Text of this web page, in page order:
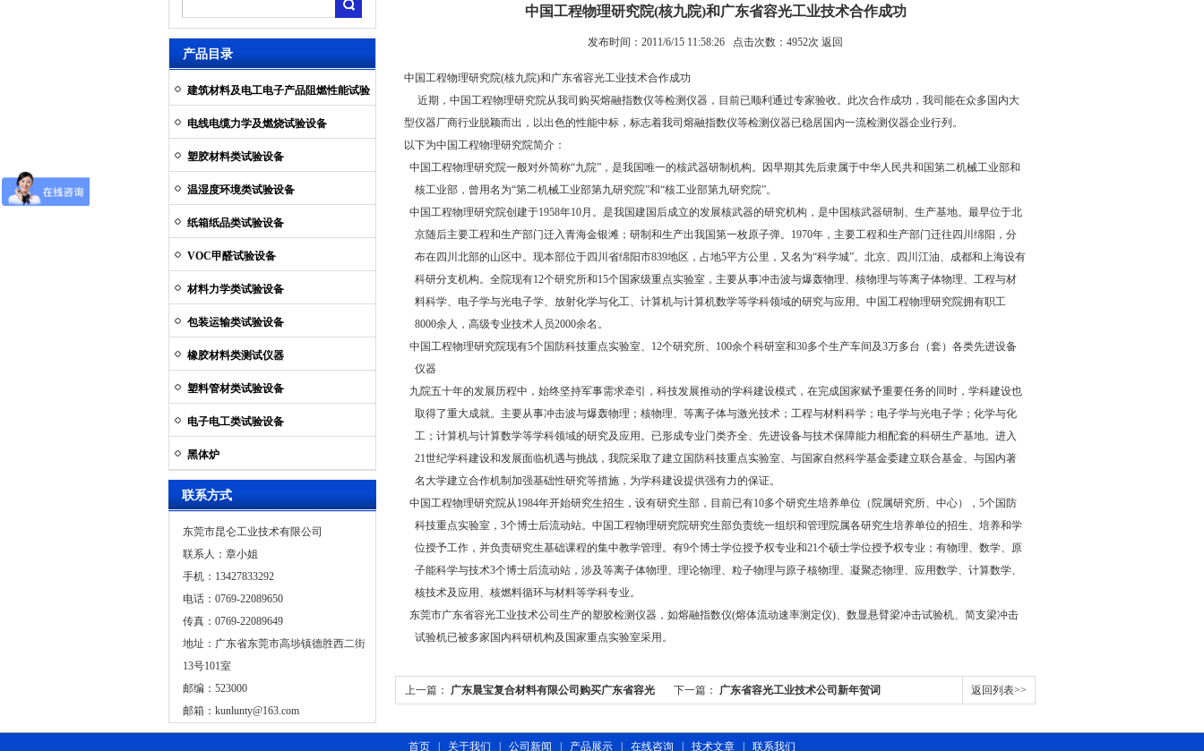
产品目录
建筑材料及电工电子产品阻燃性能试验
电线电缆力学及燃烧试验设备
塑胶材料类试验设备
温湿度环境类试验设备
纸箱纸品类试验设备
VOC甲醛试验设备
材料力学类试验设备
包装运输类试验设备
橡胶材料类测试仪器
塑料管材类试验设备
电子电工类试验设备
黑体炉
联系方式
东莞市昆仑工业技术有限公司
联系人：章小姐
手机：13427833292
电话：0769-22089650
传真：0769-22089649
地址：广东省东莞市高埗镇德胜西二街
13号101室
邮编：523000
邮箱： kunlunty@163.com
中国工程物理研究院(核九院)和广东省容光工业技术合作成功
发布时间：2011/6/15 11:58:26 点击次数：4952次 返回
中国工程物理研究院(核九院)和广东省容光工业技术合作成功
近期，中国工程物理研究院从我司购买熔融指数仪等检测仪器，目前已顺利通过专家验收。此次合作成功，我司能在众多国内大
型仪器厂商行业脱颖而出，以出色的性能中标，标志着我司 熔融指数仪等检测仪器已稳居国内一流检测仪器企业行列。
以下为中国工程物理研究院简介：
中国工程物理研究院一般对外简称“九院”，是我国唯一的核武器研制机构。因早期其先后隶属于中华人民共和国第二机械工业部和
核工业部，曾用名为“第二机械工业部第九研究院”和“核工业部第九研究院”。
中国工程物理研究院创建于1958年10月。是我国建国后成立的发展核武器的研究机构，是中国核武器研制、生产基地。最早位于北
京随后主要工程和生产部门迁入青海金银滩；研制和生产出我国第一枚原子弹。1970年，主要工程和生产部门迁往四川绵阳，分
布在四川北部的山区中。现本部位于四川省绵阳市839地区，占地5平方公里，又名为“科学城”。北京、四川江油、成都和上海设有
科研分支机构。全院现有12个研究所和15个国家级重点实验室，主要从事冲击波与爆轰物理、核物理与等离子体物理、工程与材
料科学、电子学与光电子学、放射化学与化工、计算机与计算机数学等学科领域的研究与应用。中国工程物理研究院拥有职工
8000余人，高级专业技术人员2000余名。
中国工程物理研究院现有5个国防科技重点实验室、12个研究所、100余个科研室和30多个生产车间及3万多台（套）各类先进设备
仪器
九院五十年的发展历程中，始终坚持军事需求牵引，科技发展推动的学科建设模式，在完成国家赋予重要任务的同时，学科建设也
取得了重大成就。主要从事冲击波与爆轰物理；核物理、等离子体与激光技术；工程与材料科学；电子学与光电子学；化学与化
工；计算机与计算数学等学科领域的研究及应用。已形成专业门类齐全、先进设备与技术保障能力相配套的科研生产基地。进入
21世纪学科建设和发展面临机遇与挑战，我院采取了建立国防科技重点实验室、与国家自然科学基金委建立联合基金、与国内著
名大学建立合作机制加强基础性研究等措施，为学科建设提供强有力的保证。
中国工程物理研究院从1984年开始研究生招生，设有研究生部，目前已有10多个研究生培养单位（院属研究所、中心），5个国防
科技重点实验室，3个博士后流动站。中国工程物理研究院研究生部负责统一组织和管理院属各研究生培养单位的招生、培养和学
位授予工作，并负责研究生基础课程的集中教学管理。有9个博士学位授予权专业和21个硕士学位授予权专业；有物理、数学、原
子能科学与技术3个博士后流动站，涉及等离子体物理、理论物理、粒子物理与原子核物理、凝聚态物理、应用数学、计算数学、
核技术及应用、核燃料循环与材料等学科专业。
东莞市广东省容光工业技术公司生产的塑胶检测仪器，如熔融指数仪(熔体流动速率测定仪)、 数显悬臂梁冲击试验机、简支梁冲击
试验机已被多家国内科研机构及国家重点实验室采用。
上一篇： 广东晨宝复合材料有限公司购买广东省容光 下一篇： 广东省容光工业技术公司新年贺词 返回列表>>
首页 关于我们 公司新闻 产品展示 在线咨询 技术文章 联系我们